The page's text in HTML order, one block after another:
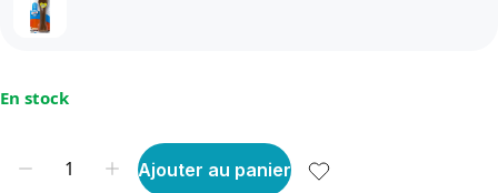
En stock
Ajouter au panier